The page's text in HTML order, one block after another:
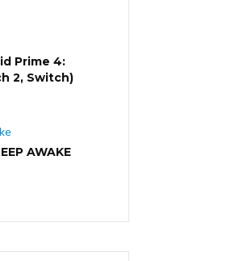
Prime 4:
2, Switch)
AWAKE